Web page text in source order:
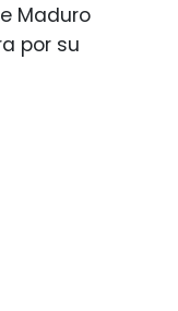
Maduro
por su